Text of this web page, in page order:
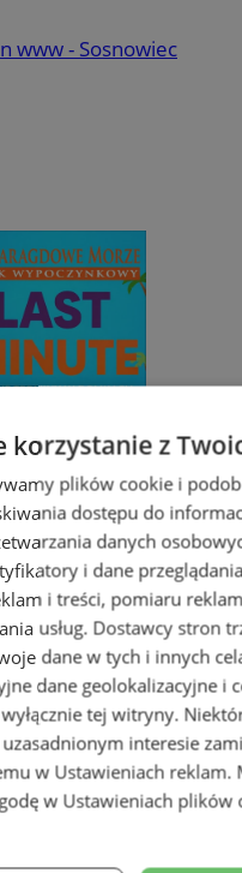
www - Sosnowiec
korzystanie z
plików cookie i
dostępu do
danych
i dane
i treści, pomiaru
usług. Dostawcy stron
dane w tych i innych
dane geolokalizacyjne i
tej witryny.
interesie
w Ustawieniach reklam.
w Ustawieniach plików